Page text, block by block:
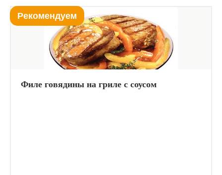
Рекомендуем
Филе говядины на гриле с соусом